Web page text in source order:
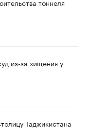
тоннеля
из-за хищения у
Таджикистана